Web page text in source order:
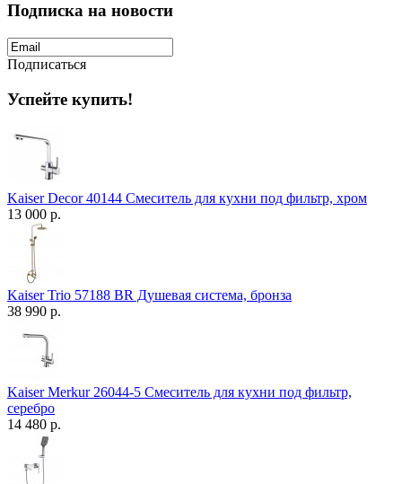
Подписка на новости
Подписаться
Успейте купить!
Kaiser Decor 40144 Смеситель для кухни под фильтр, хром
13 000 р.
Kaiser Trio 57188 BR Душевая система, бронза
38 990 р.
Kaiser Merkur 26044-5 Смеситель для кухни под фильтр,
серебро
14 480 р.